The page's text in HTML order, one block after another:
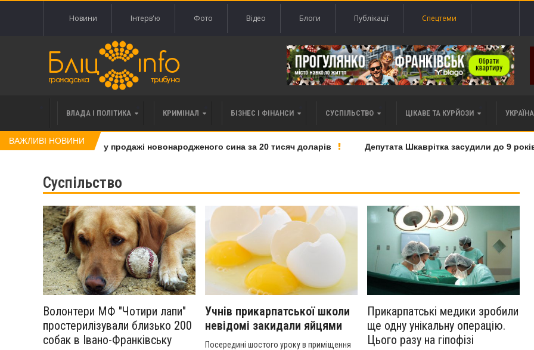
Новини Інтерв'ю Фото Відео Блоги Публікації Спецтеми
ВЛАДА І ПОЛІТИКА КРИМІНАЛ БІЗНЕС І ФІНАНСИ СУСПІЛЬСТВО ЦІКАВЕ ТА КУРЙОЗИ
ВАЖЛИВІ НОВИНИ
яку підозрюють у продажі новонародженого сина за 20 тисяч доларів Депутата Шкаврітка засудили до 9 років
Суспільство
Волонтери МФ "Чотири лапи"
простерилізували близько 200
собак в Івано-Франківську
Учнів прикарпатської школи
невідомі закидали яйцями
Посередині шостого уроку в приміщення
Прикарпатські медики зробили
ще одну унікальну операцію.
Цього разу на гіпофізі